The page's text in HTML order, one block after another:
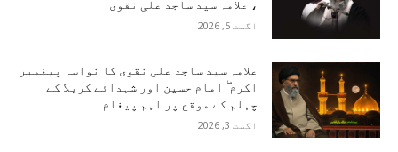
، علامہ سید ساجد علی نقوی
اگست 5, 2026
علامہ سید ساجد علی نقوی کا نواسہ پیغمبر
اکرم ۖ امام حسین اور شہدائے کربلا کے
چہلم کے موقع پر اہم پیغام
اگست 3, 2026